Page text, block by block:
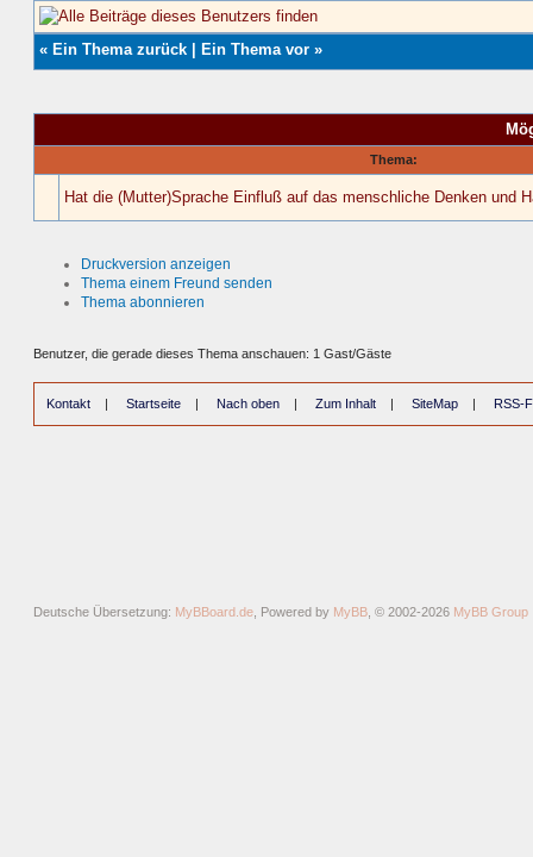
« Ein Thema zurück Ein Thema vor »
Thema:
Hat die (Mutter)Sprache Einfluß auf das menschliche Denken und
Druckversion anzeigen
Thema einem Freund senden
Thema abonnieren
Benutzer, die gerade dieses Thema anschauen: 1 Gast/Gäste
Kontakt | Startseite | Nach oben | Zum Inhalt | SiteMap | RSS-
Deutsche Übersetzung: MyBBoard.de , Powered by MyBB , © 2002-2026 MyBB Group